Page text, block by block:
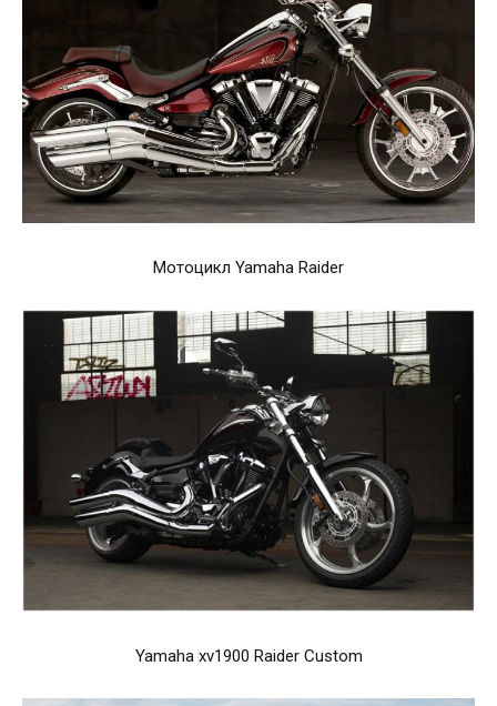
Мотоцикл Yamaha Raider
Yamaha xv1900 Raider Custom